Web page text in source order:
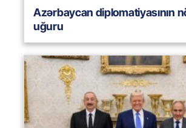
Azərbaycan diplomatiyasının
uğuru